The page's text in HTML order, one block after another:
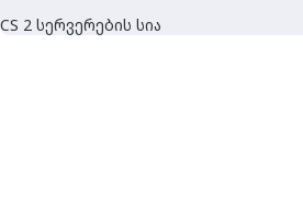
CS 2 სერვერების სია